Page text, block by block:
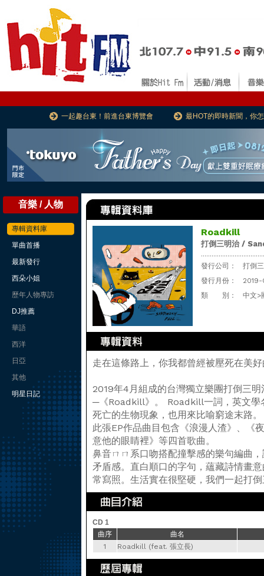
一起趣台東！前進台東博覽會 最HOT的即時新聞，你
音樂 / 人物
專輯資料庫
單曲首播
最新發行
西朵小姐
歷年人物專訪
DJ推薦
華語
西洋
日亞
其他
明星日記
Roadkill
打倒三明治 /
發行公司：
打倒
發行月份：
類 別：
中文>
走在這條路上，你我都曾經被壓死在美
2019年4月組成的台灣獨立樂團打倒三
─《Roadkill》。 Roadkill一詞，英文學
死亡的生物現象，也用來比喻窮途末路。
此張EP作品曲目包含《浪漫人渣》、《
意他的眼睛裡》等四首歌曲。
鼻音ㄇㄇ系口吻搭配撞擊感的樂句編曲
矛盾感。直白順口的字句，蘊藏詩情畫
常寫照。生活實在很堅硬，我們一起打
CD 1
曲序
曲名
1
Roadkill (feat. 張立長)